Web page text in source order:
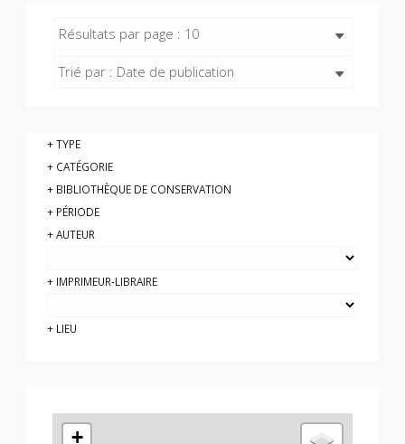
Résultats par page : 10
Trié par : Date de publication
+
TYPE
CATÉGORIE
BIBLIOTHÈQUE DE CONSERVATION
PÉRIODE
AUTEUR
IMPRIMEUR-LIBRAIRE
LIEU